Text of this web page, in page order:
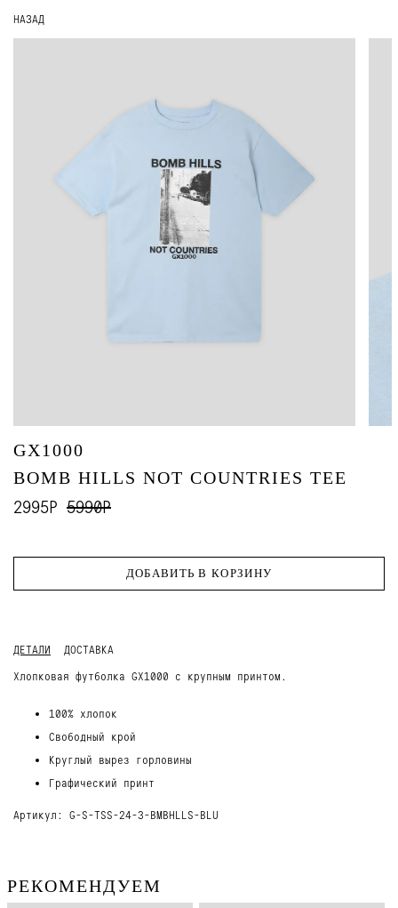
НАЗАД
GX1000
BOMB HILLS NOT COUNTRIES TEE
2995Р 5990Р
ДОБАВИТЬ В КОРЗИНУ
ДЕТАЛИ
ДОСТАВКА
Хлопковая футболка GX1000 с крупным принтом.
100% хлопок
Свободный крой
Круглый вырез горловины
Графический принт
Артикул: G-S-TSS-24-3-BMBHLLS-BLU
РЕКОМЕНДУЕМ